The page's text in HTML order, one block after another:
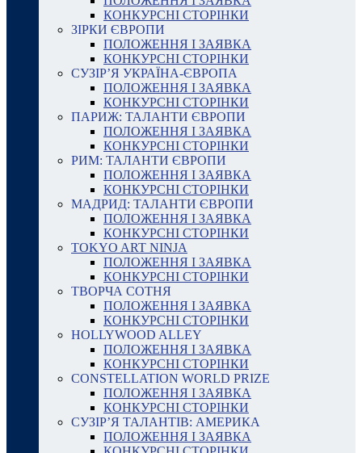
КОНКУРСНІ СТОРІНКИ
ЗІРКИ ЄВРОПИ
ПОЛОЖЕННЯ І ЗАЯВКА
КОНКУРСНІ СТОРІНКИ
СУЗІР’Я УКРАЇНА-ЄВРОПА
ПОЛОЖЕННЯ І ЗАЯВКА
КОНКУРСНІ СТОРІНКИ
ПАРИЖ: ТАЛАНТИ ЄВРОПИ
ПОЛОЖЕННЯ І ЗАЯВКА
КОНКУРСНІ СТОРІНКИ
РИМ: ТАЛАНТИ ЄВРОПИ
ПОЛОЖЕННЯ І ЗАЯВКА
КОНКУРСНІ СТОРІНКИ
МАДРИД: ТАЛАНТИ ЄВРОПИ
ПОЛОЖЕННЯ І ЗАЯВКА
КОНКУРСНІ СТОРІНКИ
TOKYO ART NINJA
ПОЛОЖЕННЯ І ЗАЯВКА
КОНКУРСНІ СТОРІНКИ
ТВОРЧА СОТНЯ
ПОЛОЖЕННЯ І ЗАЯВКА
КОНКУРСНІ СТОРІНКИ
HOLLYWOOD ALLEY
ПОЛОЖЕННЯ І ЗАЯВКА
КОНКУРСНІ СТОРІНКИ
CONSTELLATION WORLD PRIZE
ПОЛОЖЕННЯ І ЗАЯВКА
КОНКУРСНІ СТОРІНКИ
СУЗІР’Я ТАЛАНТІВ: АМЕРИКА
ПОЛОЖЕННЯ І ЗАЯВКА